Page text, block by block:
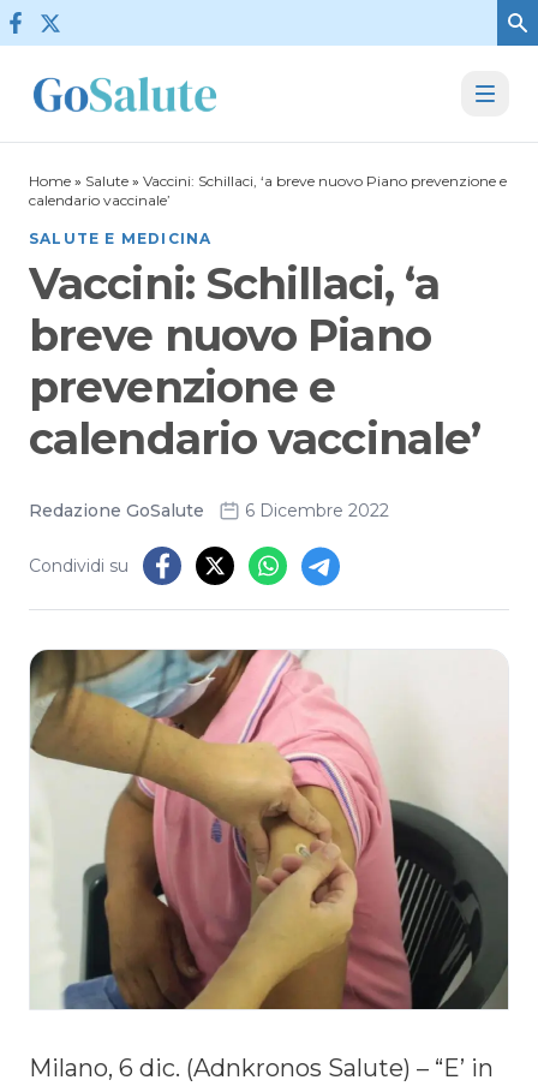
Vai al contenuto
Home » Salute » Vaccini: Schillaci, ‘a breve nuovo Piano prevenzione e
calendario vaccinale’
SALUTE E MEDICINA
Vaccini: Schillaci, ‘a
breve nuovo Piano
prevenzione e
calendario vaccinale’
Redazione GoSalute 6 Dicembre 2022
Condividi su
Milano, 6 dic. (Adnkronos Salute) – “E’ in